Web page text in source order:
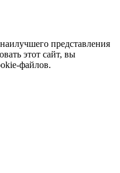
представления
этот сайт, вы
файлов.